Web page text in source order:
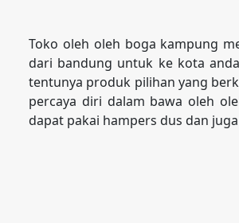
Toko oleh oleh boga kampung
dari bandung untuk ke kota
tentunya produk pilihan yang
percaya diri dalam bawa oleh
dapat pakai hampers dus dan